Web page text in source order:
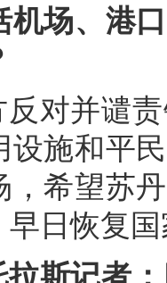
机场、港
对并谴
设施和平
，希望苏
日恢复
拉斯记者